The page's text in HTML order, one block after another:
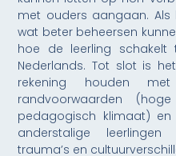
met ouders aangaan. Als
wat beter beheersen
hoe de leerling
Nederlands. Tot slot is
rekening houden met
randvoorwaarden
pedagogisch klimaat)
anderstalige
trauma’s en